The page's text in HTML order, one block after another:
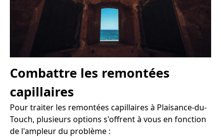
Combattre les remontées
capillaires
Pour traiter les remontées capillaires à Plaisance-du-
Touch, plusieurs options s'offrent à vous en fonction
de l'ampleur du problème :